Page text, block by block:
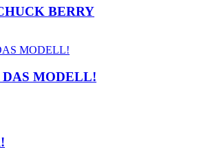
BERRY
MODELL!